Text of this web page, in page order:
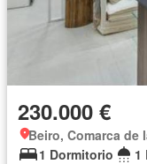
230.000 €
Beiro, Comarca de
1 Dormitorio
1